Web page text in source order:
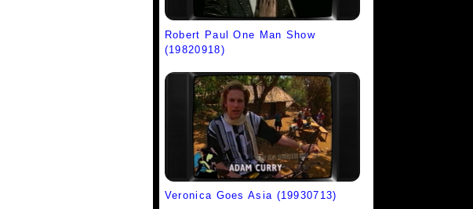
Robert Paul One Man Show
(19820918)
Veronica Goes Asia (19930713)